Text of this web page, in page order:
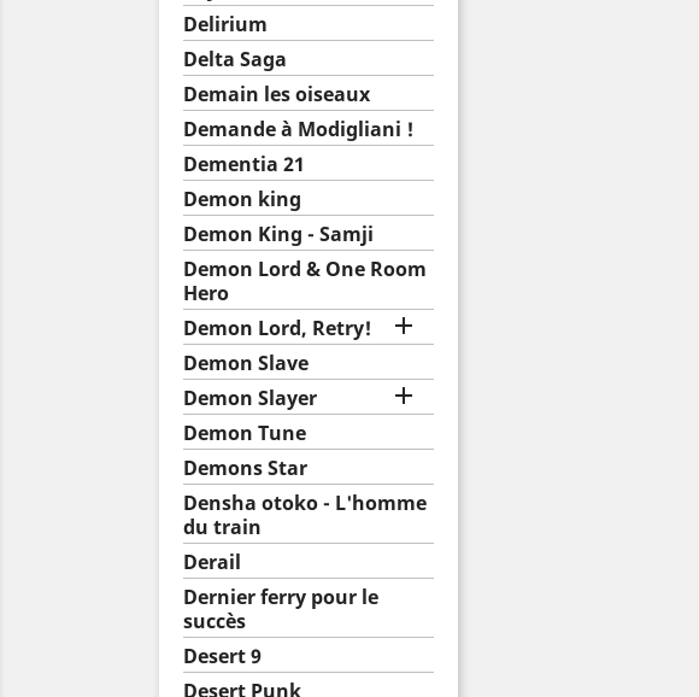
Delirium
Delta Saga
Demain les oiseaux
Demande à Modigliani !
Dementia 21
Demon king
Demon King - Samji
Demon Lord & One Room
Hero
Demon Lord, Retry!

Demon Slave
Demon Slayer

Demon Tune
Demons Star
Densha otoko - L'homme
du train
Derail
Dernier ferry pour le
succès
Desert 9
Desert Punk